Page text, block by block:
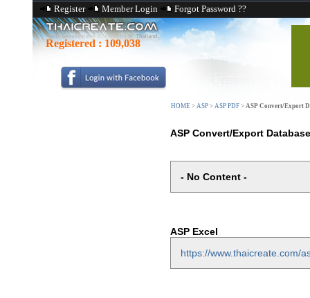
Register Member Login Forgot Password ??
Registered : 109,038
HOME > ASP > ASP PDF > ASP Convert/Export
ASP Convert/Export
- No Content -
ASP Excel
https://www.thaicreate.com/